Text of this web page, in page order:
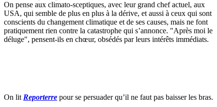
On pense aux climato-sceptiques, avec leur grand chef actuel, aux
USA, qui semble de plus en plus à la dérive, et aussi à ceux qui sont
conscients du changement climatique et de ses causes, mais ne font
pratiquement rien contre la catastrophe qui s’annonce. "Après moi le
déluge", pensent-ils en chœur, obsédés par leurs intérêts immédiats.
On lit Reporterre pour se persuader qu’il ne faut pas baisser les bras.